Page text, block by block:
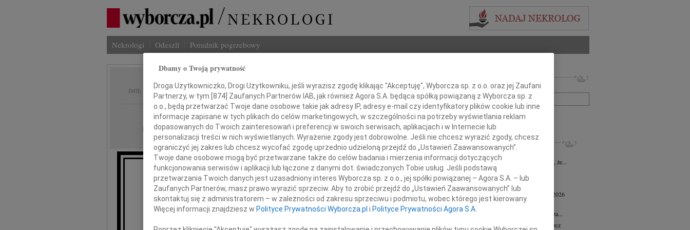
Nekrologi Odeszli Poradnik pogrzebowy
IMIĘ I NAZWISKO: Jerzy Wojcieszko
REGION: Bydgoszcz
DATA EMISJI: 05.01.2016
Imię i nazwisko lub numer ogłoszenia:
+ szukanie zaawansowane
INNE NEKROLOGI
Jerzy Marcisz02.07.2026Bydgoszcz
Z głębokim żalem i smutkiem zawiadamiamy, że...
Maria Kisiel 20.05.2026
Dnia 13 maja 2026 zmarła Maria Kisiel...
Konrad Antoni Minkiewicz
18.05.2026
Bydgoszcz
Trzeba pamiętać o nieustannej wdzięczności za...
wiek: 79 13.05.2026
Bydgoszcz
Dbamy o Twoją prywatność
Droga Użytkowniczko, Drogi Użytkowniku, jeśli wyrazisz zgodę klikając "Akceptuję", Wyborcza sp. z o.o. oraz jej Zaufani
Partnerzy, w tym [874] Zaufanych Partnerów IAB, jak również Agora S.A. będąca spółką powiązaną z Wyborcza sp. z
o.o., będą przetwarzać Twoje dane osobowe takie jak adresy IP, adresy e-mail czy identyfikatory plików cookie lub inne
informacje zapisane w tych plikach do celów marketingowych, w szczególności na potrzeby wyświetlania reklam
dopasowanych do Twoich zainteresowań i preferencji w swoich serwisach, aplikacjach i w Internecie lub
personalizacji treści w nich wyświetlanych. Wyrażenie zgody jest dobrowolne. Jeśli nie chcesz wyrazić zgody, chcesz
ograniczyć jej zakres lub chcesz wycofać zgodę uprzednio udzieloną przejdź do „Ustawień Zaawansowanych”.
Twoje dane osobowe mogą być przetwarzane także do celów badania i mierzenia informacji dotyczących
funkcjonowania serwisów i aplikacji lub łączone z danymi dot. świadczonych Tobie usług. Jeśli podstawą
przetwarzania Twoich danych jest uzasadniony interes Wyborcza sp. z o.o., jej spółki powiązanej – Agora S.A. – lub
Zaufanych Partnerów, masz prawo wyrazić sprzeciw. Aby to zrobić przejdź do „Ustawień Zaawansowanych” lub
skontaktuj się z administratorem – w zależności od zakresu sprzeciwu i podmiotu, wobec którego jest kierowany.
Więcej informacji znajdziesz w Polityce Prywatności Wyborcza.pl i Polityce Prywatności Agora S.A.